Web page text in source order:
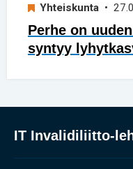
Yhteiskunta •
Perhe on
syntyy
IT Invalidiliitto-